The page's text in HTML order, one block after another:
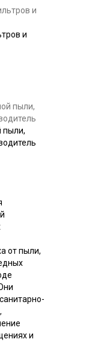
Купить
и
Купить
пыли,
от пыли,
и